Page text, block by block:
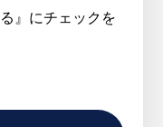
』にチェックを